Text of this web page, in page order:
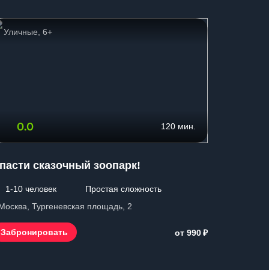
Уличные, 6+
0.0 120 мин.
сказочный зоопарк!
1-10 человек
Простая сложность
Тургеневская площадь, 2
Забронировать от 990₽